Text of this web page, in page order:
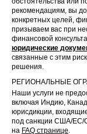
рекомендациям, вы
конкретных целей,
призываем вас при
финансовой
юридические
связанные с этим
решения.
РЕГИОНАЛЬНЫЕ
Наши услуги не
включая Индию,
юрисдикции,
под санкции США/ЕС/
на FAQ странице.